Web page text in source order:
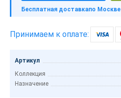
Бесплатная доставкапо Москве
Принимаем к оплате:
Артикул
Коллекция
Назначение